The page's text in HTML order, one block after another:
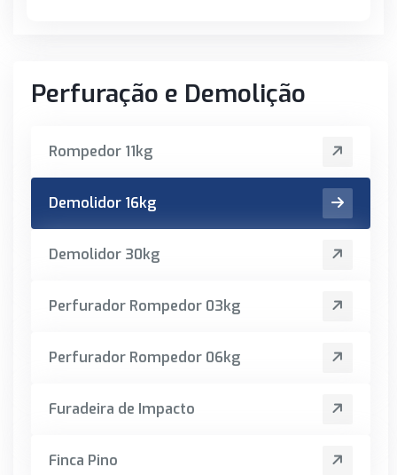
Perfuração e Demolição
Rompedor 11kg
Demolidor 16kg
Demolidor 30kg
Perfurador Rompedor 03kg
Perfurador Rompedor 06kg
Furadeira de Impacto
Finca Pino